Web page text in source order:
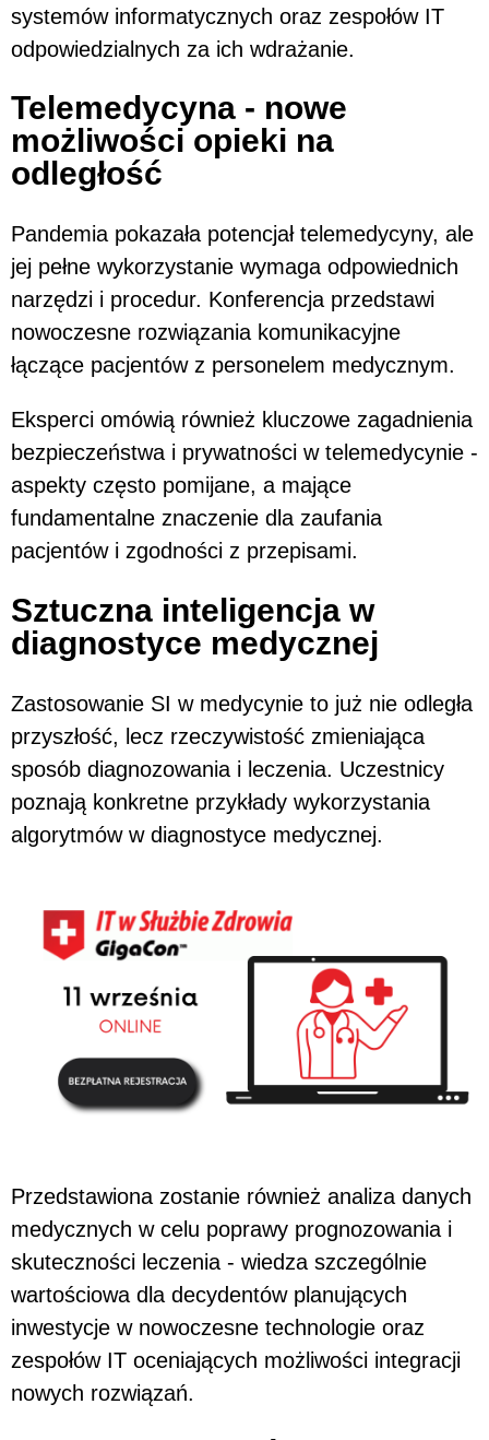
systemów informatycznych oraz zespołów IT
odpowiedzialnych za ich wdrażanie.
Telemedycyna - nowe
możliwości opieki na
odległość
Pandemia pokazała potencjał telemedycyny, ale
jej pełne wykorzystanie wymaga odpowiednich
narzędzi i procedur. Konferencja przedstawi
nowoczesne rozwiązania komunikacyjne
łączące pacjentów z personelem medycznym.
Eksperci omówią również kluczowe zagadnienia
bezpieczeństwa i prywatności w telemedycynie -
aspekty często pomijane, a mające
fundamentalne znaczenie dla zaufania
pacjentów i zgodności z przepisami.
Sztuczna inteligencja w
diagnostyce medycznej
Zastosowanie SI w medycynie to już nie odległa
przyszłość, lecz rzeczywistość zmieniająca
sposób diagnozowania i leczenia. Uczestnicy
poznają konkretne przykłady wykorzystania
algorytmów w diagnostyce medycznej.
Przedstawiona zostanie również analiza danych
medycznych w celu poprawy prognozowania i
skuteczności leczenia - wiedza szczególnie
wartościowa dla decydentów planujących
inwestycje w nowoczesne technologie oraz
zespołów IT oceniających możliwości integracji
nowych rozwiązań.